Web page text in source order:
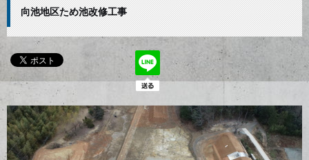
向池地区ため池改修工事